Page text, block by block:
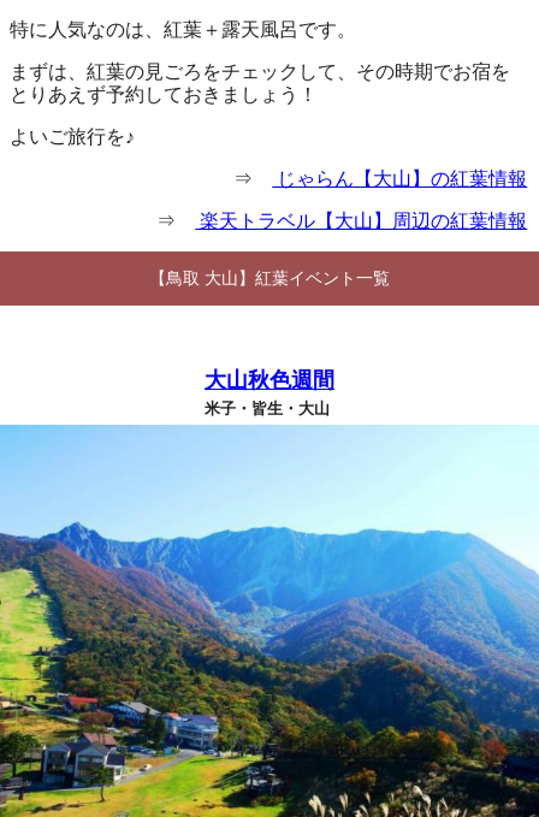
特に人気なのは、紅葉＋露天風呂です。
まずは、紅葉の見ごろをチェックして、その時期でお宿を
とりあえず予約しておきましょう！
よいご旅行を♪
⇒ じゃらん【大山】の紅葉情報
⇒ 楽天トラベル【大山】周辺の紅葉情報
【鳥取 大山】紅葉イベント一覧
大山秋色週間
米子・皆生・大山